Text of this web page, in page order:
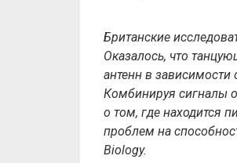
Британские
Оказалось, что
антенн в зависимости
Комбинируя сигналы
о том, где находится
проблем на
Biology.